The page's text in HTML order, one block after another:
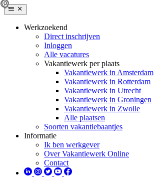
Werkzoekend
Direct inschrijven
Inloggen
Alle vacatures
Vakantiewerk per plaats
Vakantiewerk in Amsterdam
Vakantiewerk in Rotterdam
Vakantiewerk in Utrecht
Vakantiewerk in Groningen
Vakantiewerk in Zwolle
Alle plaatsen
Soorten vakantiebaantjes
Informatie
Ik ben werkgever
Over Vakantiewerk Online
Contact